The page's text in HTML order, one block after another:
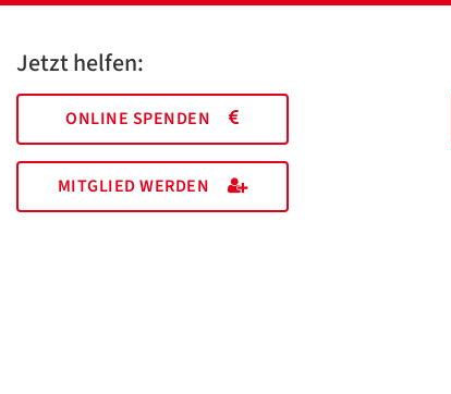
Jetzt helfen:
ONLINE SPENDEN
MITGLIED WERDEN